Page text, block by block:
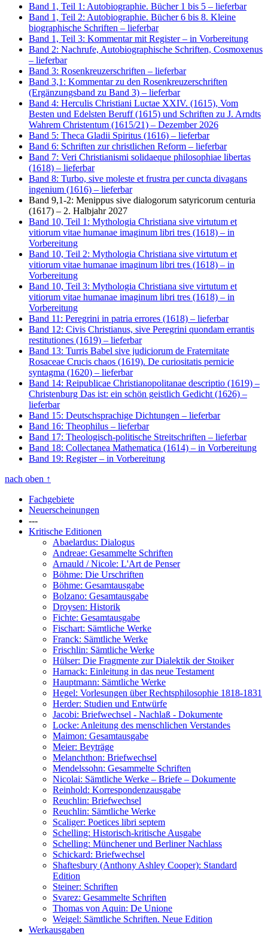
Band 1, Teil 1: Autobiographie. Bücher 1 bis 5 – lieferbar
Band 1, Teil 2: Autobiographie. Bücher 6 bis 8. Kleine
biographische Schriften – lieferbar
Band 1, Teil 3: Kommentar mit Register– in Vorbereitung
Band 2: Nachrufe, Autobiographische Schriften, Cosmoxenus
– lieferbar
Band 3: Rosenkreuzerschriften – lieferbar
Band 3,1: Kommentar zu den Rosenkreuzerschriften
(Ergänzungsband zu Band 3) – lieferbar
Band 4: Herculis Christiani Luctae XXIV. (1615), Vom
Besten und Edelsten Beruff (1615) und Schriften zu J. Arndts
Wahrem Christentum (1615/21) – Dezember 2026
Band 5: Theca Gladii Spiritus (1616) – lieferbar
Band 6: Schriften zur christlichen Reform – lieferbar
Band 7: Veri Christianismi solidaeque philosophiae libertas
(1618) – lieferbar
Band 8: Turbo, sive moleste et frustra per cuncta divagans
ingenium (1616) – lieferbar
Band 9,1-2: Menippus sive dialogorum satyricorum centuria
(1617) – 2. Halbjahr 2027
Band 10, Teil 1: Mythologia Christiana sive virtutum et
vitiorum vitae humanae imaginum libri tres (1618) – in
Vorbereitung
Band 10, Teil 2: Mythologia Christiana sive virtutum et
vitiorum vitae humanae imaginum libri tres (1618) – in
Vorbereitung
Band 10, Teil 3: Mythologia Christiana sive virtutum et
vitiorum vitae humanae imaginum libri tres (1618) – in
Vorbereitung
Band 11: Peregrini in patria errores (1618) – lieferbar
Band 12: Civis Christianus, sive Peregrini quondam errantis
restitutiones (1619) – lieferbar
Band 13: Turris Babel sive judiciorum de Fraternitate
Rosaceae Crucis chaos (1619). De curiositatis pernicie
syntagma (1620) – lieferbar
Band 14: Reipublicae Christianopolitanae descriptio (1619) –
Christenburg Das ist: ein schön geistlich Gedicht (1626) –
lieferbar
Band 15: Deutschsprachige Dichtungen – lieferbar
Band 16: Theophilus – lieferbar
Band 17: Theologisch-politische Streitschriften – lieferbar
Band 18: Collectanea Mathematica (1614) – in Vorbereitung
Band 19: Register– in Vorbereitung
nach oben ↑
Fachgebiete
Neuerscheinungen
---
Kritische Editionen
Abaelardus: Dialogus
Andreae: Gesammelte Schriften
Arnauld / Nicole: L'Art de Penser
Böhme: Die Urschriften
Böhme: Gesamtausgabe
Bolzano: Gesamtausgabe
Droysen: Historik
Fichte: Gesamtausgabe
Fischart: Sämtliche Werke
Franck: Sämtliche Werke
Frischlin: Sämtliche Werke
Hülser: Die Fragmente zur Dialektik der Stoiker
Harnack: Einleitung in das neue Testament
Hauptmann: Sämtliche Werke
Hegel: Vorlesungen über Rechtsphilosophie 1818-1831
Herder: Studien und Entwürfe
Jacobi: Briefwechsel - Nachlaß - Dokumente
Locke: Anleitung des menschlichen Verstandes
Maimon: Gesamtausgabe
Meier: Beyträge
Melanchthon: Briefwechsel
Mendelssohn: Gesammelte Schriften
Nicolai: Sämtliche Werke – Briefe – Dokumente
Reinhold: Korrespondenzausgabe
Reuchlin: Briefwechsel
Reuchlin: Sämtliche Werke
Scaliger: Poetices libri septem
Schelling: Historisch-kritische Ausgabe
Schelling: Münchener und Berliner Nachlass
Schickard: Briefwechsel
Shaftesbury (Anthony Ashley Cooper): Standard
Edition
Steiner: Schriften
Svarez: Gesammelte Schriften
Thomas von Aquin: De Unione
Weigel: Sämtliche Schriften. Neue Edition
Werkausgaben